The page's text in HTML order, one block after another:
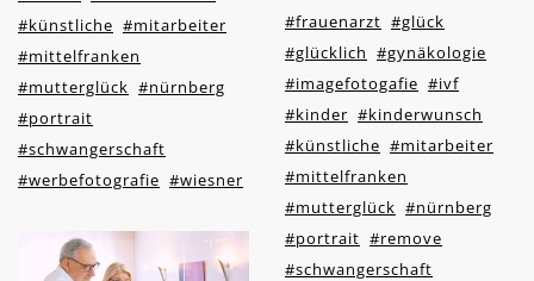
#künstliche #mitarbeiter
#mittelfranken
#mutterglück #nürnberg
#portrait
#schwangerschaft
#werbefotografie #wiesner
#frauenarzt #glück
#glücklich #gynäkologie
#imagefotogafie #ivf
#kinder #kinderwunsch
#künstliche #mitarbeiter
#mittelfranken
#mutterglück #nürnberg
#portrait #remove
#schwangerschaft